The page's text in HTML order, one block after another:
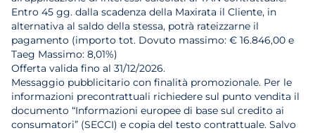
Entro 45 gg. dalla scadenza della Maxirata il Cliente, in
alternativa al saldo della stessa, potrà rateizzarne il
pagamento (importo tot. Dovuto massimo: € 16.846,00 e
Taeg Massimo: 8,01%)
Offerta valida fino al 31/12/2026.
Messaggio pubblicitario con finalità promozionale. Per le
informazioni precontrattuali richiedere sul punto vendita il
documento “Informazioni europee di base sul credito ai
consumatori” (SECCI) e copia del testo contrattuale. Salvo